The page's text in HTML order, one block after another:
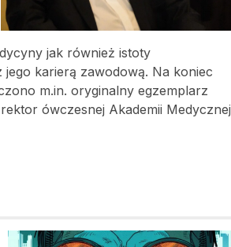
jak również istoty
karierą zawodową. Na koniec
m.in. oryginalny egzemplarz
ówczesnej Akademii Medycznej